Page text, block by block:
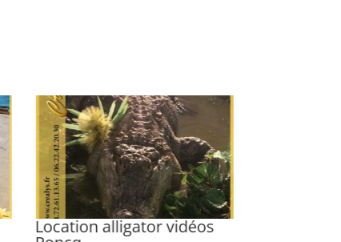
Location alligator vidéos